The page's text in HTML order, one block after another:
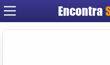
Encontra